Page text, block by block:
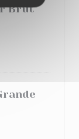
Brut